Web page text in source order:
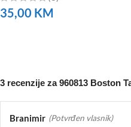
35,00 KM
3 recenzije za960813 Boston
Branimir (Potvrđen vlasnik)